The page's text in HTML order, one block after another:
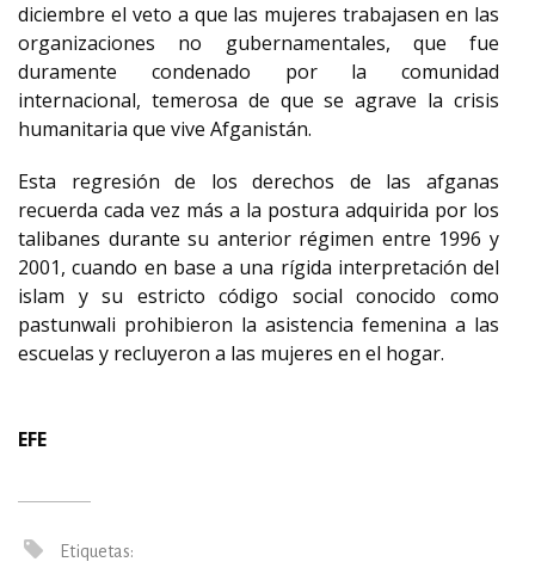
diciembre el veto a que las mujeres trabajasen en las
organizaciones no gubernamentales, que fue
duramente condenado por la comunidad
internacional, temerosa de que se agrave la crisis
humanitaria que vive Afganistán.
Esta regresión de los derechos de las afganas
recuerda cada vez más a la postura adquirida por los
talibanes durante su anterior régimen entre 1996 y
2001, cuando en base a una rígida interpretación del
islam y su estricto código social conocido como
pastunwali prohibieron la asistencia femenina a las
escuelas y recluyeron a las mujeres en el hogar.
EFE
Etiquetas: